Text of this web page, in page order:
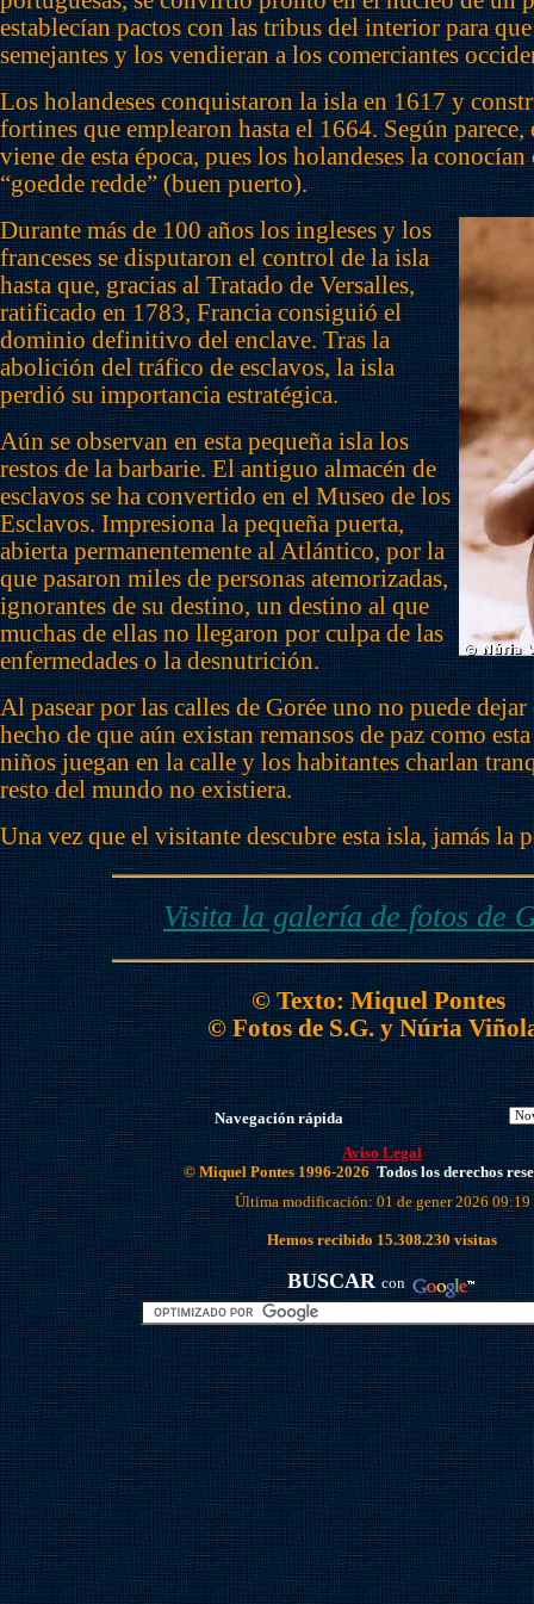
establecían pactos con las tribus del interior para que
semejantes y los vendieran a los comerciantes
Los holandeses conquistaron la isla en 1617 y
fortines que emplearon hasta el 1664. Según parece,
viene de esta época, pues los holandeses la
“goedde redde” (buen puerto).
Durante más de 100 años los ingleses y los
franceses se disputaron el control de la isla
hasta que, gracias al Tratado de Versalles,
ratificado en 1783, Francia consiguió el
dominio definitivo del enclave. Tras la
abolición del tráfico de esclavos, la isla
perdió su importancia estratégica.
Aún se observan en esta pequeña isla los
restos de la barbarie. El antiguo almacén de
esclavos se ha convertido en el Museo de los
Esclavos. Impresiona la pequeña puerta,
abierta permanentemente al Atlántico, por la
que pasaron miles de personas atemorizadas,
ignorantes de su destino, un destino al que
muchas de ellas no llegaron por culpa de las
enfermedades o la desnutrición.
Al pasear por las calles de Gorée uno no puede
hecho de que aún existan remansos de paz como
niños juegan en la calle y los habitantes charlan
resto del mundo no existiera.
Una vez que el visitante descubre esta isla, jamás la
Visita la galería de fotos de
© Texto: Miquel Pontes
© Fotos de S.G. y Núria
Navegación rápida
Aviso Legal
© Miquel Pontes 1996-2026 Todos los derechos
Última modificación: 01 de gener 2026 09:19
Hemos recibido 15.308.230 visitas
BUSCAR con